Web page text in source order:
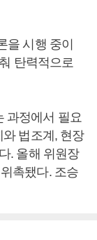
을 시행 중이
탄력적으로
과정에서 필요
법조계, 현장
. 올해 위원장
촉됐다. 조승